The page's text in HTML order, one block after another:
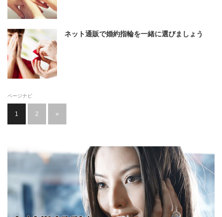
ネット通販で婚約指輪を一緒に選びましょう
ページナビ
1 2 »